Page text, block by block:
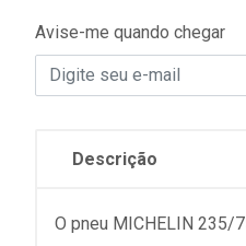
Avise-me quando chegar
Descrição
O pneu MICHELIN 235/